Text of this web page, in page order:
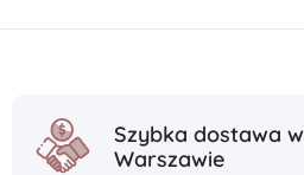
Szybka dostawa w
Warszawie